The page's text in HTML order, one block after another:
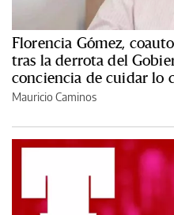
Florencia Gómez,
tras la derrota del
conciencia de cuidar lo
Mauricio Caminos